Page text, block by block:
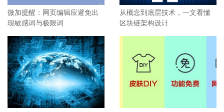
微加提醒：网页编辑应避免出
现敏感词与极限词
从概念到底层技术，一文看懂
区块链架构设计